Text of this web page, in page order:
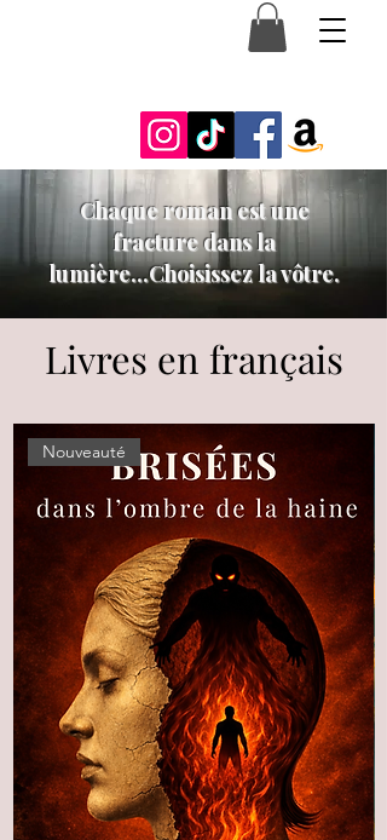
Chaque roman est une
fracture dans la
lumière...Choisissez la vôtre.
Livres en français
Nouveauté